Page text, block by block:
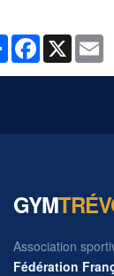
PartagerFacebook
X
GYM
Association
Fédération